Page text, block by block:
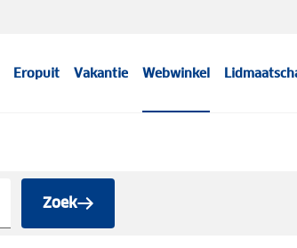
Eropuit Vakantie Webwinkel
Zoek